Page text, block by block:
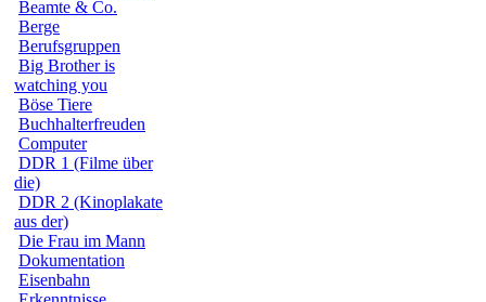
Beamte & Co.
Berge
Berufsgruppen
Big Brother is
watching you
Böse Tiere
Buchhalterfreuden
Computer
DDR 1 (Filme über
die)
DDR 2 (Kinoplakate
aus der)
Die Frau im Mann
Dokumentation
Eisenbahn